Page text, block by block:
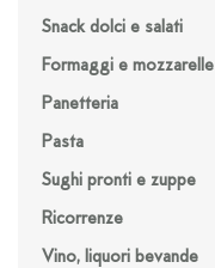
Snack dolci e salati
Formaggi e mozzarelle
Panetteria
Pasta
Sughi pronti e zuppe
Ricorrenze
Vino, liquori bevande